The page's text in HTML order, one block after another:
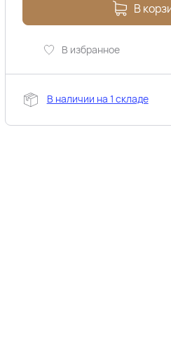
В
В избранное
В наличии на 1 складе